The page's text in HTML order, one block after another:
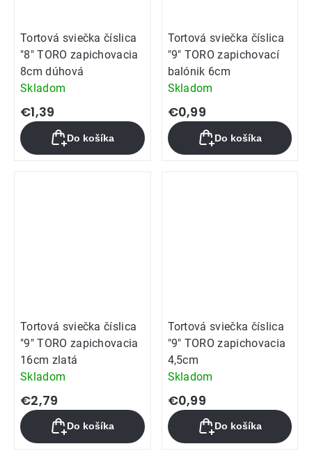
Tortová sviečka číslica
"8" TORO zapichovacia
8cm dúhová
Skladom
€1,39
Do košíka
Tortová sviečka číslica
"9" TORO zapichovací
balónik 6cm
Skladom
€0,99
Do košíka
Tortová sviečka číslica
"9" TORO zapichovacia
16cm zlatá
Skladom
€2,79
Do košíka
Tortová sviečka číslica
"9" TORO zapichovacia
4,5cm
Skladom
€0,99
Do košíka